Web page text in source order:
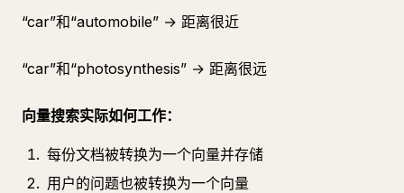
“car”和“automobile” → 距离很近
“car”和“photosynthesis” → 距离很远
向量搜索实际如何工作：
每份文档被转换为一个向量并存储
用户的问题也被转换为一个向量